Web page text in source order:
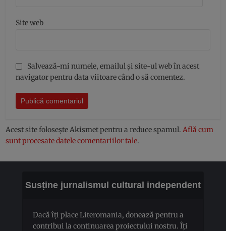
Site web
Salvează-mi numele, emailul și site-ul web în acest
navigator pentru data viitoare când o să comentez.
Acest site folosește Akismet pentru a reduce spamul. Află cum
sunt procesate datele comentariilor tale.
Susține jurnalismul cultural independent
Dacă îți place Literomania, donează pentru a
contribui la continuarea proiectului nostru. Îți